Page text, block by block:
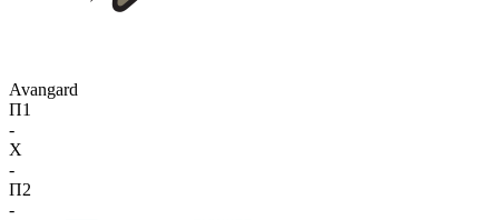
Avangard
П1
-
X
-
П2
-